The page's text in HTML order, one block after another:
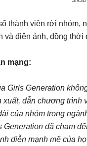
thành viên rời
và điện ảnh, đồng
mạng:
Girls Generation
xuất, dẫn chương
của nhóm trong
Generation đã chạm
diễn mạnh mẽ của